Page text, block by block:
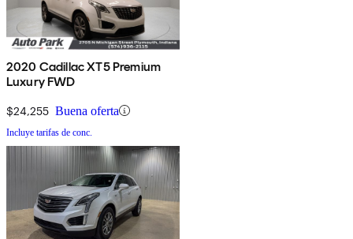
2020 Cadillac XT5 Premium
Luxury FWD
$24,255 Buena oferta
Incluye tarifas de conc.